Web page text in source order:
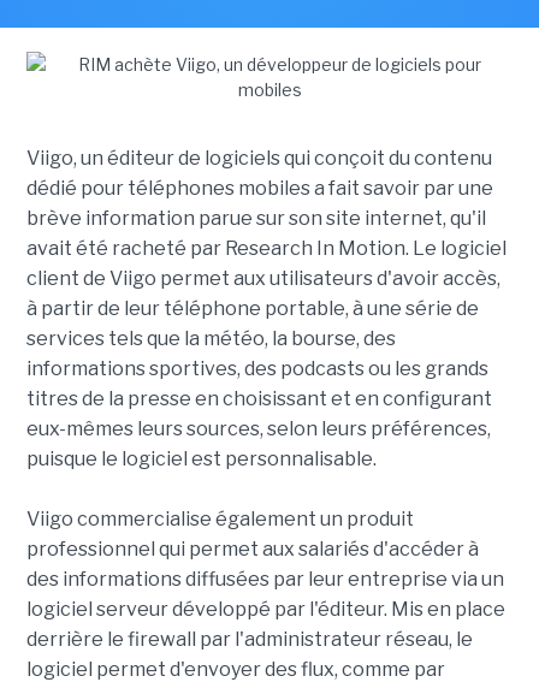
Viigo, un éditeur de logiciels qui conçoit du contenu
dédié pour téléphones mobiles a fait savoir par une
brève information parue sur son site internet, qu'il
avait été racheté par Research In Motion. Le logiciel
client de Viigo permet aux utilisateurs d'avoir accès,
à partir de leur téléphone portable, à une série de
services tels que la météo, la bourse, des
informations sportives, des podcasts ou les grands
titres de la presse en choisissant et en configurant
eux-mêmes leurs sources, selon leurs préférences,
puisque le logiciel est personnalisable.
Viigo commercialise également un produit
professionnel qui permet aux salariés d'accéder à
des informations diffusées par leur entreprise via un
logiciel serveur développé par l'éditeur. Mis en place
derrière le firewall par l'administrateur réseau, le
logiciel permet d'envoyer des flux, comme par